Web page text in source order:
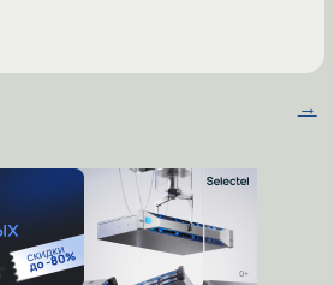
→